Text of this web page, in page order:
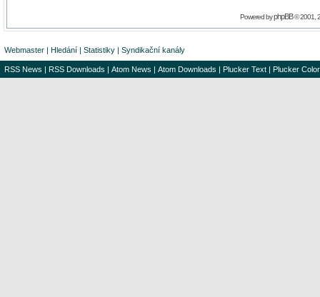
Powered byphpBB© 2001,
Webmaster | Hledání | Statistiky | Syndikační kanály
RSS News | RSS Downloads | Atom News | Atom Downloads | Plucker Text | Plucker Color